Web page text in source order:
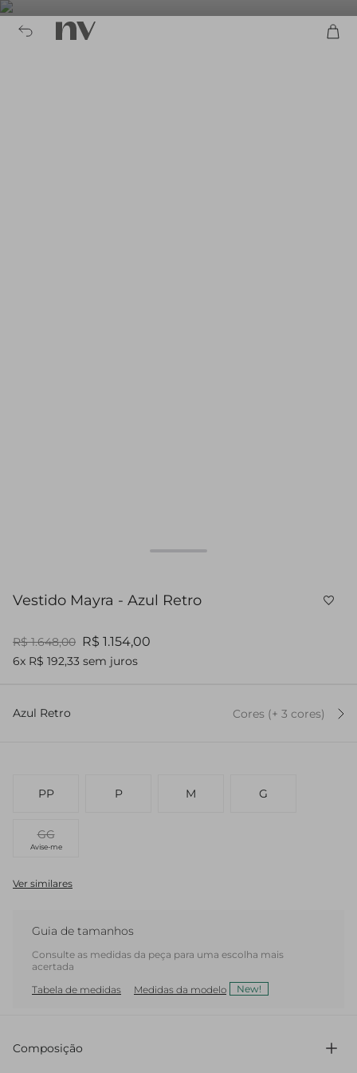
Vestido Mayra - Azul Retro
R$ 1.648,00 R$ 1.154,00
6x R$ 192,33 sem juros
Azul Retro Cores (+ 3 cores)
PP P M G
GG
Avise-me
Ver similares
Guia de tamanhos
Consulte as medidas da peça para uma escolha mais
acertada
Tabela de medidas
Medidas da modelo New!
Composição